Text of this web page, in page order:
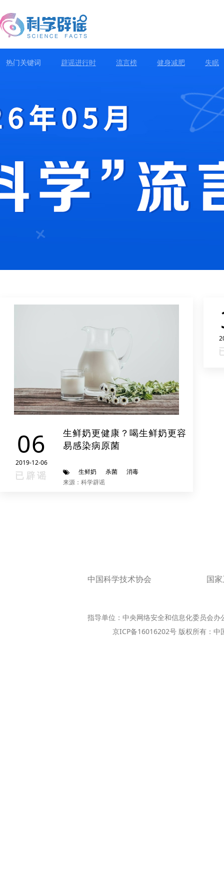
热门关键词 辟谣进行时 流言榜 健身减肥 失眠
06
2019-12-06
已辟谣
生鲜奶更健康？喝生鲜奶更容
易感染病原菌
生鲜奶 杀菌
消毒
来源：科学辟谣
中国科学技术协会 国
指导单位：中央网络安全和信息化委员会
京ICP备16016202号 版权所有：